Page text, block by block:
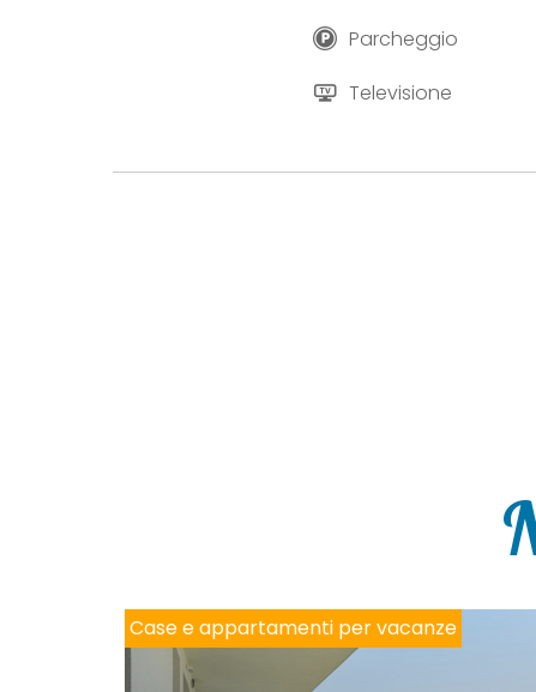
Parcheggio
Televisione
Case e appartamenti per vacanze